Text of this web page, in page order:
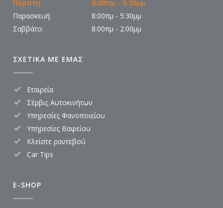
Πέμπτη:
8:00πμ - 5:30μμ
Παρασκευή:
8:00πμ - 5:30μμ
Σαββάτο:
8:00πμ - 2:00μμ
ΣΧΕΤΙΚΑ ΜΕ ΕΜΑΣ
Εταιρεία
Σέρβις Αυτοκινήτων
Υπηρεσίες Φανοποιείου
Υπηρεσίες Βαφείου
Κλείστε ραντεβού
Car Tips
E-SHOP